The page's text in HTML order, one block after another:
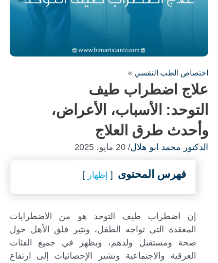
اختصاص الطب النفسي »
علاج اضطراب طيف
التوحد: الأسباب، الأعراض،
وأحدث طرق العلاج
الدكتور محمد ابو هلال/ 20 مايو، 2025
فهرس المحتوى إظهار
إن اضطراب طيف التوحد هو من الاضطرابات
المعقدة التي تواجه الطفل، وتثير قلق الأهل حول
صحة ومستقبل ولدهم، ويظهر في جميع الفئات
العرقية والاجتماعية وتشير الإحصائيات إلى ارتفاع